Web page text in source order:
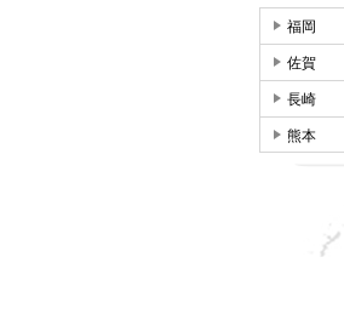
福岡
佐賀
長崎
熊本